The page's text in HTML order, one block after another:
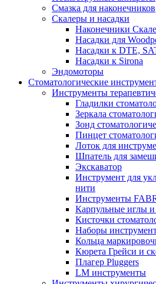
Смазка для наконечников
Скалеры и насадки
Наконечники
Насадки для
Насадки к DTE,
Насадки к Sirona
Эндомоторы
Стоматологические
Инструменты
Гладилки
Зеркала
Зонд
Пинцет
Лоток для
Шпатель для
Экскаватор
Инструмент для
нити
Инструменты
Карпульные иглы
Кисточки
Наборы
Кольца
Кюрета Грейси и
Плагер Pluggers
LM инструменты